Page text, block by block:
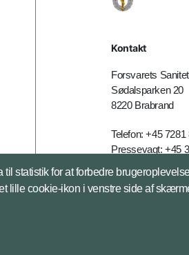
Kontakt
Forsvarets
Sødalsparken 20
8220 Brabrand
Telefon: +45 7281
Pressevagt: +45
statistik for at forbedre
lille cookie-ikon i venstre side af